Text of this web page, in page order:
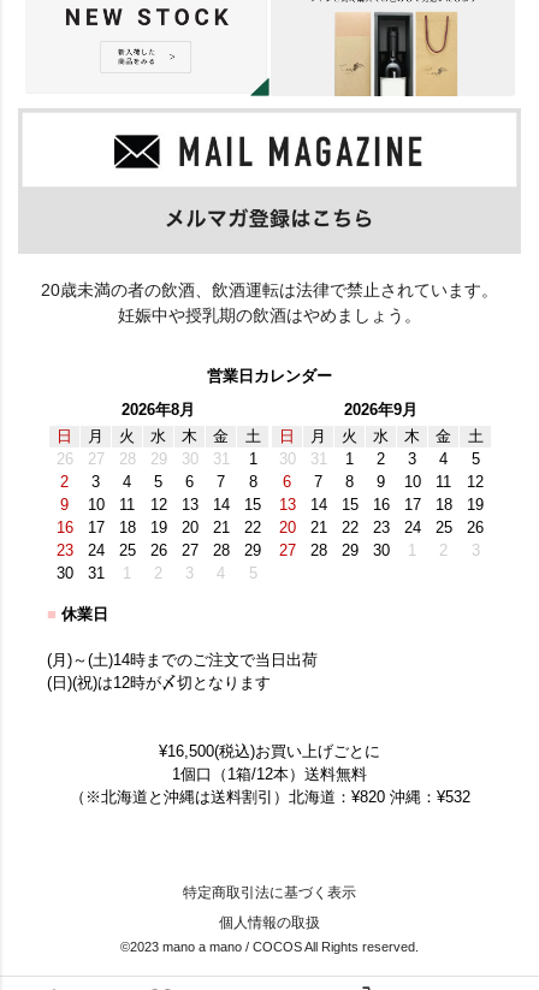
20歳未満の者の飲酒、飲酒運転は法律で禁止されています。
妊娠中や授乳期の飲酒はやめましょう。
営業日カレンダー
2026年8月
日
月 火 水 木 金
土
26
27 28 29 30 31
1
2
3 4 5 6 7
8
9
10 11 12 13 14
15
16
17 18 19 20 21
22
23
24 25 26 27 28
29
30
31 1 2 3 4 5
2026年9月
日
月 火 水 木 金
土
30
31 1 2 3 4
5
6
7 8 9 10 11
12
13
14 15 16 17 18
19
20
21 22 23 24 25
26
27
28 29 30 1 2 3
■ 休業日
(月)～(土)14時までのご注文で当日出荷
(日)(祝)は12時が〆切となります
¥16,500(税込)お買い上げごとに
1個口（1箱/12本）送料無料
（※北海道と沖縄は送料割引）北海道：¥820 沖縄：¥532
特定商取引法に基づく表示
個人情報の取扱
©2023 mano a mano / COCOS All Rights reserved.